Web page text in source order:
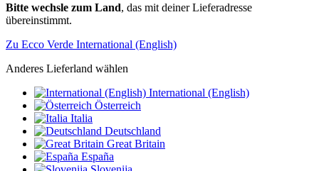
Bitte wechsle zum Land, das mit deiner Lieferadresse
übereinstimmt.
Zu Ecco Verde International (English)
Anderes Lieferland wählen
International (English)
Österreich
Italia
Deutschland
Great Britain
España